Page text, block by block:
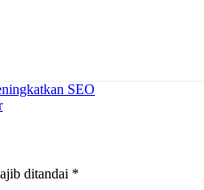
SEO
ditandai *